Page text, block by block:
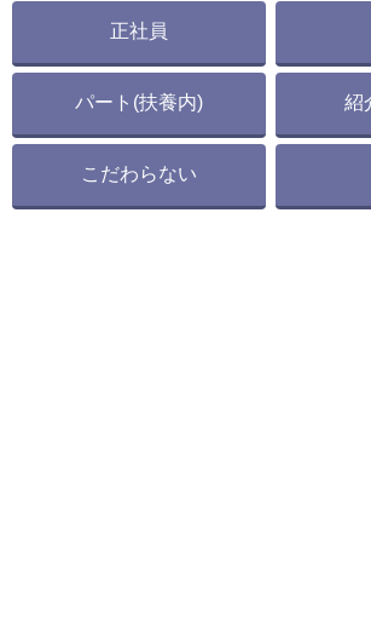
正社員
パート(扶養内) 紹
こだわらない